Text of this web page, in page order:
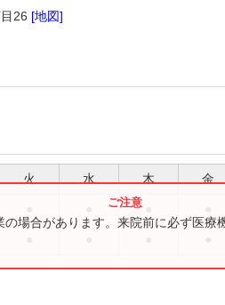
26 [地図]
火 水 木 金
場合があります。来院前に必ず医療